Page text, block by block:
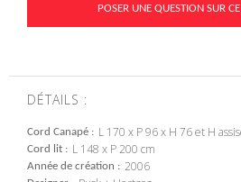
POSER UNE QUESTION SUR
DÉTAILS :
Cord Canapé L 170 x P 96 x H 76 et H
Cord lit L 148 x P 200 cm
Année de création 2006